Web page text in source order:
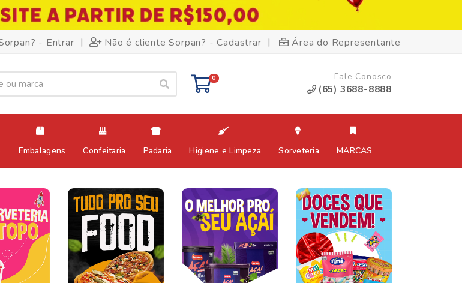
- Entrar | Não é cliente Sorpan? - Cadastrar | Área do Representante
0 Fale Conosco
(65) 3688-8888
Embalagens Confeitaria Padaria Higiene e Limpeza Sorveteria MARCAS